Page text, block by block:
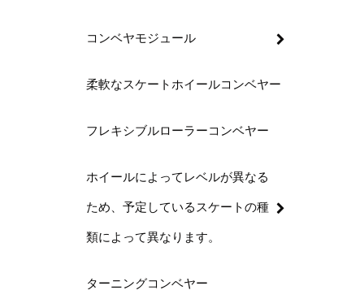
コンベヤモジュール
柔軟なスケートホイールコンベヤー
フレキシブルローラーコンベヤー
ホイールによってレベルが異なる
ため、予定しているスケートの種
類によって異なります。
ターニングコンベヤー